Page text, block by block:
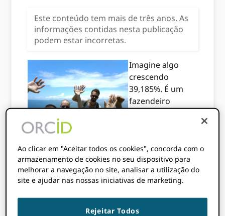
Este conteúdo tem mais de três anos. As
informações contidas nesta publicação
podem estar incorretas.
Imagine algo
crescendo
39,185%. É um
fazendeiro
Ou um bebê
panda de 0.2 kg
crescendo até
pesar 3.9
toneladas, maior
do que o elefante asiático médio. É o tipo de
Ao clicar em "Aceitar todos os cookies", concorda com o
armazenamento de cookies no seu dispositivo para
melhorar a navegação no site, analisar a utilização do
site e ajudar nas nossas iniciativas de marketing.
Rejeitar Todos